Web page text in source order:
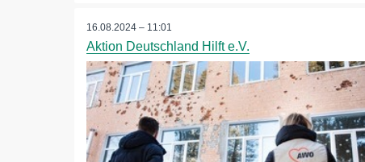
16.08.2024 – 11:01
Aktion Deutschland Hilft e.V.